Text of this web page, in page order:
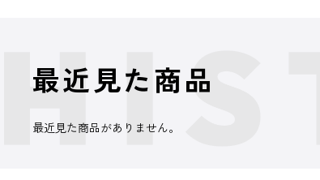
最近見た商品
最近見た商品がありません。